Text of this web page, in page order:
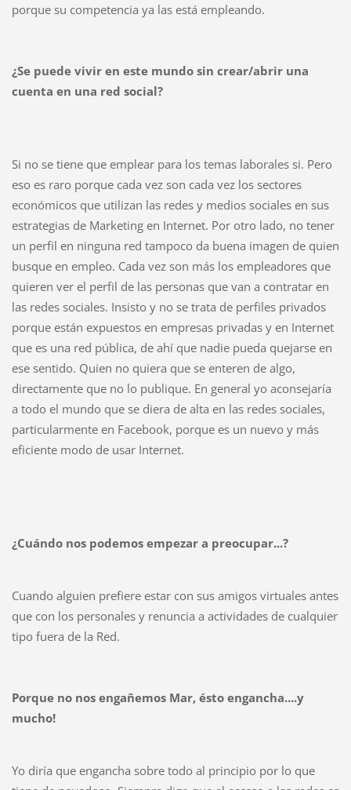
porque su competencia ya las está empleando.
¿Se puede vivir en este mundo sin crear/abrir una
cuenta en una red social?
Si no se tiene que emplear para los temas laborales si. Pero
eso es raro porque cada vez son cada vez los sectores
económicos que utilizan las redes y medios sociales en sus
estrategias de Marketing en Internet. Por otro lado, no tener
un perfil en ninguna red tampoco da buena imagen de quien
busque en empleo. Cada vez son más los empleadores que
quieren ver el perfil de las personas que van a contratar en
las redes sociales. Insisto y no se trata de perfiles privados
porque están expuestos en empresas privadas y en Internet
que es una red pública, de ahí que nadie pueda quejarse en
ese sentido. Quien no quiera que se enteren de algo,
directamente que no lo publique. En general yo aconsejaría
a todo el mundo que se diera de alta en las redes sociales,
particularmente en Facebook, porque es un nuevo y más
eficiente modo de usar Internet.
¿Cuándo nos podemos empezar a preocupar...?
Cuando alguien prefiere estar con sus amigos virtuales antes
que con los personales y renuncia a actividades de cualquier
tipo fuera de la Red.
Porque no nos engañemos Mar, ésto engancha....y
mucho!
Yo diría que engancha sobre todo al principio por lo que